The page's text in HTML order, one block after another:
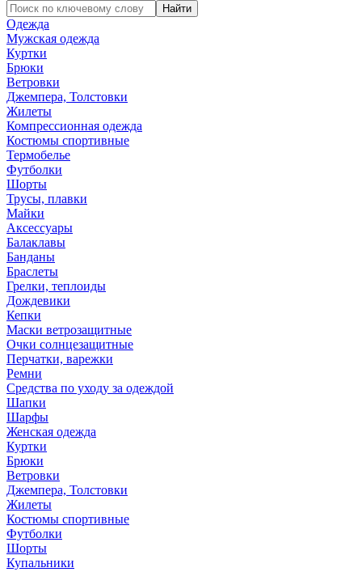
Найти
Одежда
Мужская одежда
Куртки
Брюки
Ветровки
Джемпера, Толстовки
Жилеты
Компрессионная одежда
Костюмы спортивные
Термобелье
Футболки
Шорты
Трусы, плавки
Майки
Аксессуары
Балаклавы
Банданы
Браслеты
Грелки, теплоиды
Дождевики
Кепки
Маски ветрозащитные
Очки солнцезащитные
Перчатки, варежки
Ремни
Средства по уходу за одеждой
Шапки
Шарфы
Женская одежда
Куртки
Брюки
Ветровки
Джемпера, Толстовки
Жилеты
Костюмы спортивные
Футболки
Шорты
Купальники